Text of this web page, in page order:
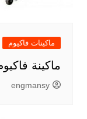
ماكينات فاكيوم
ماكينة
engmansy